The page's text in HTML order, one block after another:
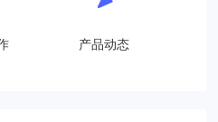
产品动态